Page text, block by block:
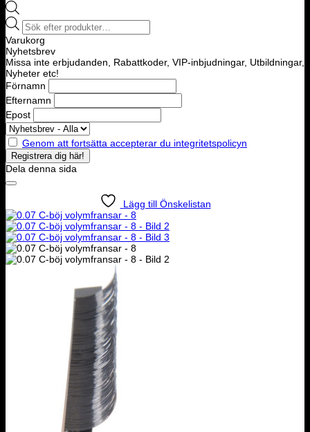
Products
search
Varukorg
Nyhetsbrev
Missa inte erbjudanden, Rabattkoder, VIP-inbjudningar, Utbildningar,
Nyheter etc!
Förnamn
Efternamn
Epost
Genom att fortsätta accepterar du integritetspolicyn
Dela denna sida
Lägg till Önskelistan